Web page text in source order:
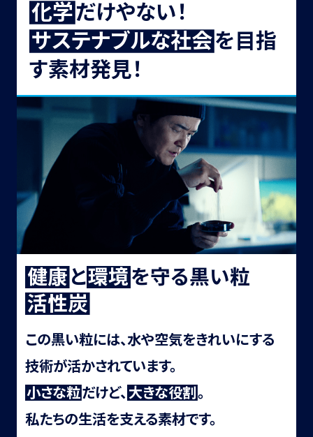
化学だけやない！
サステナブルな社会を目指
す素材発見！
健康と環境を守る黒い粒
活性炭
この黒い粒には、水や空気をきれいにする
技術が活かされています。
小さな粒だけど、大きな役割。
私たちの生活を支える素材です。